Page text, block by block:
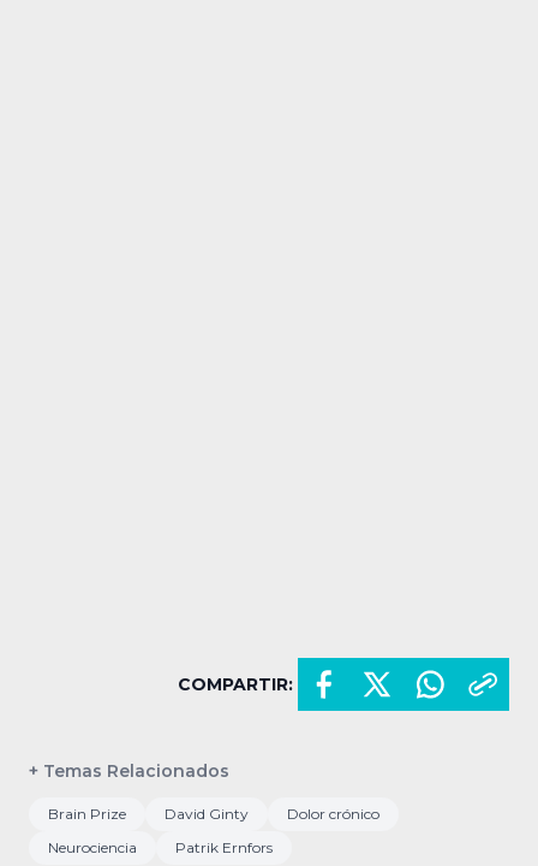
COMPARTIR:
+ Temas Relacionados
Brain Prize David Ginty
Dolor crónico
Neurociencia
Patrik Ernfors